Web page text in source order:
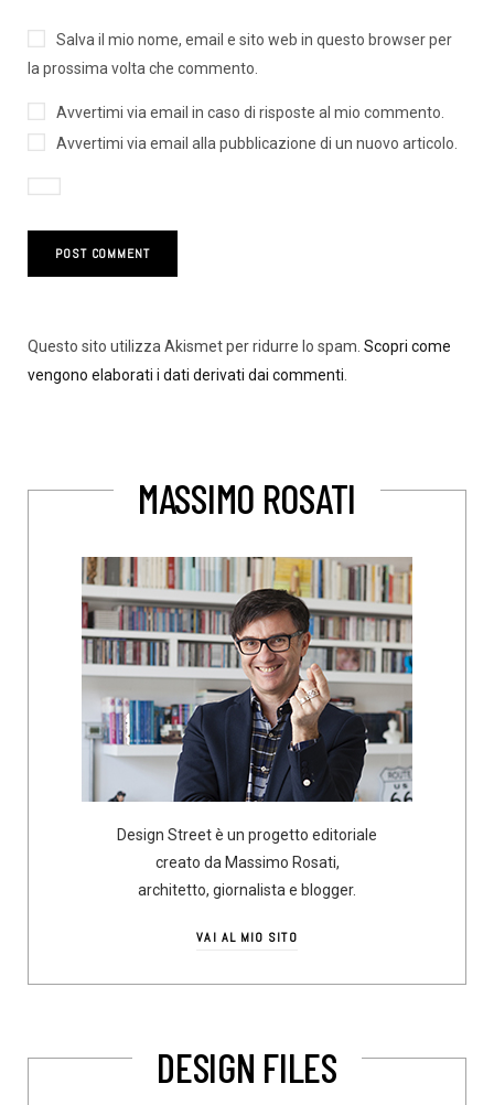
Salva il mio nome, email e sito web in questo browser per
la prossima volta che commento.
Avvertimi via email in caso di risposte al mio commento.
Avvertimi via email alla pubblicazione di un nuovo articolo.
Questo sito utilizza Akismet per ridurre lo spam. Scopri come
vengono elaborati i dati derivati dai commenti
MASSIMO ROSATI
Design Street è un progetto editoriale
creato da Massimo Rosati,
architetto, giornalista e blogger.
VAI AL MIO SITO
DESIGN FILES